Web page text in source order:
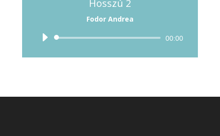
Hosszú 2
Fodor Andrea
Audió
00:00